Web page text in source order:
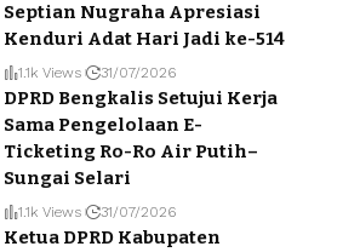
Septian Nugraha Apresiasi
Kenduri Adat Hari Jadi ke-514
1.1k Views 31/07/2026
DPRD Bengkalis Setujui Kerja
Sama Pengelolaan E-
Ticketing Ro-Ro Air Putih–
Sungai Selari
1.1k Views 31/07/2026
Ketua DPRD Kabupaten